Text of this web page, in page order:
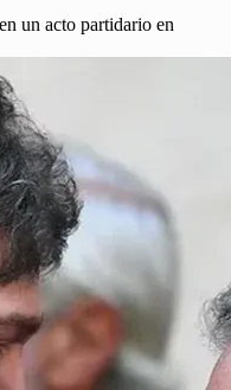
un acto partidario en